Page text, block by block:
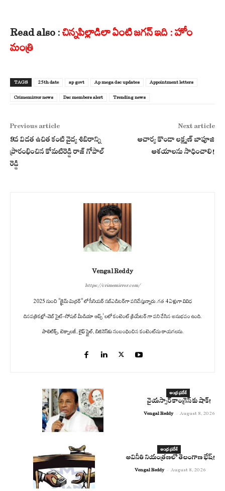
Read also :చిన్నపిల్లాడిలా ఏంటి జగన్ ఇది : హోం
మంత్రి
TAGS 25th date ap govt Ap mega dsc updates Appointment letters
Crimemirror news Dsc members alert Trending news
Previous article
9వ విడత ఉచిత కంటి వైద్య శిబిరాన్ని
ప్రారంభించిన కోమటిరెడ్డి రాజ్ గోపాల్
రెడ్డి
Next article
ఆచార్య కొండా లక్ష్మణ్ బాపూజి
ఆశయాలను సాధించాలి!
Vengal Reddy
https://crimemirror.com/
2025 నుంచి "క్రైమ్ మిర్రర్" లో సీనియర్ సబ్‌ఎడిటర్‌గా పనిచేస్తున్నారు. గత 4 ఏళ్లుగా వివిధ
దినపత్రికల్లో-వెబ్ సైట్-సోషల్ మీడియా ఆప్స్' లలో కంటెంట్ క్రియేటర్ గా పని చేసిన అనుభవం ఉంది.
పాలిటిక్స్‌, టెక్నాలజీ, లైఫ్‌ స్టైల్‌, బిజినెస్‌కు సంబంధించిన కంటెంట్‌ను రాయగలను.
ఆంధ్ర ప్రదేశ్
వైయస్సార్ కాంగ్రెస్ కు షాక్!
Vengal Reddy - August 8, 2026
ఆంధ్ర ప్రదేశ్
అవినీతి నియంత్రణలో తెలంగాణ భేష్!
Vengal Reddy - August 8, 2026